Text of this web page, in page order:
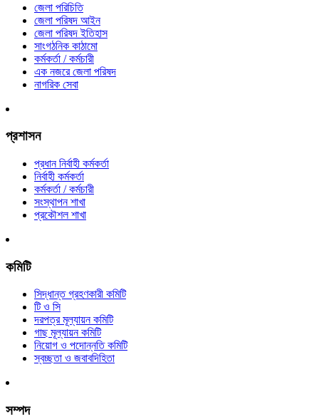
জেলা পরিচিতি
জেলা পরিষদ আইন
জেলা পরিষদ ইতিহাস
সাংগঠনিক কাঠামো
কর্মকর্তা / কর্মচারী
এক নজরে জেলা পরিষদ
নাগরিক সেবা
প্রশাসন
প্রধান নির্বাহী কর্মকর্তা
নির্বাহী কর্মকর্তা
কর্মকর্তা / কর্মচারী
সংস্থাপন শাখা
প্রকৌশল শাখা
কমিটি
সিদ্ধান্ত গ্রহণকারী কমিটি
টি ও সি
দরপত্র মূল্যায়ন কমিটি
গাছ মূল্যায়ন কমিটি
নিয়োগ ও পদোন্নতি কমিটি
স্বচ্ছতা ও জবাবদিহিতা
সম্পদ